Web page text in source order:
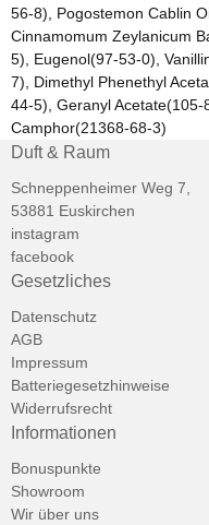
56-8), Pogostemon Cablin
Cinnamomum Zeylanicum
5), Eugenol(97-53-0),
7), Dimethyl Phenethyl
44-5), Geranyl Acetate(105-
Camphor(21368-68-3)
Duft & Raum
Schneppenheimer Weg 7,
53881 Euskirchen
instagram
facebook
Gesetzliches
Datenschutz
AGB
Impressum
Batteriegesetzhinweise
Widerrufsrecht
Informationen
Bonuspunkte
Showroom
Wir über uns